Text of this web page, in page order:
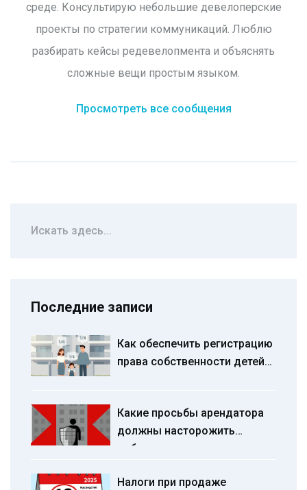
среде. Консультирую небольшие девелоперские
проекты по стратегии коммуникаций. Люблю
разбирать кейсы редевелопмента и объяснять
сложные вещи простым языком.
Просмотреть все сообщения
Последние записи
Как обеспечить регистрацию
права собственности детей
капитала
Какие просьбы арендатора
должны насторожить
собственника жилья
Налоги при продаже